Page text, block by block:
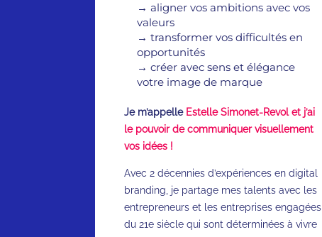
→ aligner vos ambitions avec vos
valeurs
→ transformer vos difficultés en
opportunités
→ créer avec sens et élégance
votre image de marque
Je m’appelle Estelle Simonet-Revol et j’ai
le pouvoir de communiquer visuellement
vos idées !
Avec 2 décennies d’expériences en digital
branding, je partage mes talents avec les
entrepreneurs et les entreprises engagées
du 21e siècle qui sont déterminées à vivre